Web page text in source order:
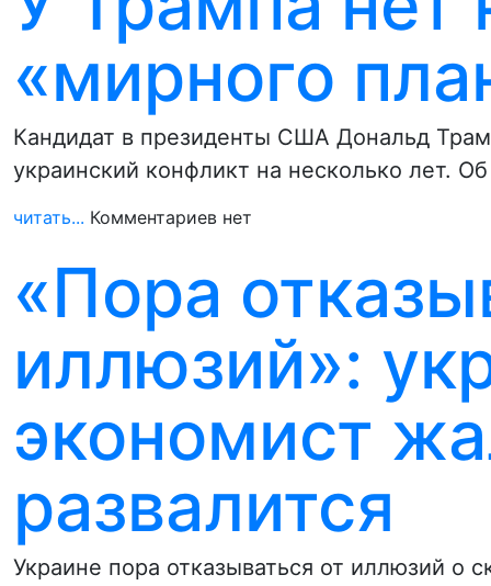
«мирного
Кандидат в президенты США Дональд
украинский конфликт на несколько лет.
читать... Комментариев нет
«Пора
иллюзий»:
экономист
развалится
Украине пора отказываться от иллюзий о